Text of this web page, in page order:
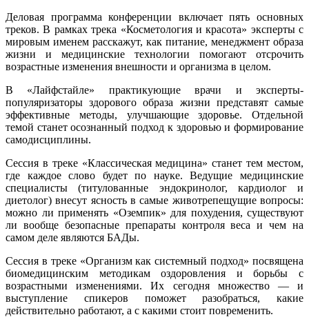
Деловая программа конференции включает пять основных
треков. В рамках трека «Косметология и красота» эксперты с
мировым именем расскажут, как питание, менеджмент образа
жизни и медицинские технологии помогают отсрочить
возрастные изменения внешности и организма в целом.
В «Лайфстайле» практикующие врачи и эксперты-
популяризаторы здорового образа жизни представят самые
эффективные методы, улучшающие здоровье. Отдельной
темой станет осознанный подход к здоровью и формирование
самодисциплины.
Сессия в треке «Классическая медицина» станет тем местом,
где каждое слово будет по науке. Ведущие медицинские
специалисты (титулованные эндокринолог, кардиолог и
диетолог) внесут ясность в самые животрепещущие вопросы:
можно ли применять «Оземпик» для похудения, существуют
ли вообще безопасные препараты контроля веса и чем на
самом деле являются БАДы.
Сессия в треке «Организм как системный подход» посвящена
биомедицинским методикам оздоровления и борьбы с
возрастными изменениями. Их сегодня множество — и
выступление спикеров поможет разобраться, какие
действительно работают, а с какими стоит повременить.